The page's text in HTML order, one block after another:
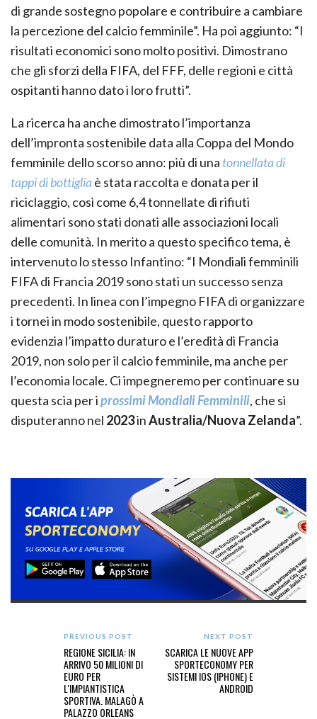
di grande sostegno popolare e contribuire a cambiare
la percezione del calcio femminile”. Ha poi aggiunto: “I
risultati economici sono molto positivi. Dimostrano
che gli sforzi della FIFA, del FFF, delle regioni e città
ospitanti hanno dato i loro frutti”.
La ricerca ha anche dimostrato l’importanza
dell’impronta sostenibile data alla Coppa del Mondo
femminile dello scorso anno: più di una tonnellata di
tappi di bottigliaè stata raccolta e donata per il
riciclaggio, così come 6,4 tonnellate di rifiuti
alimentari sono stati donati alle associazioni locali
delle comunità. In merito a questo specifico tema, è
intervenuto lo stesso Infantino: “I Mondiali femminili
FIFA di Francia 2019 sono stati un successo senza
precedenti. In linea con l’impegno FIFA di organizzare
i tornei in modo sostenibile, questo rapporto
evidenzia l’impatto duraturo e l’eredità di Francia
2019, non solo per il calcio femminile, ma anche per
l’economia locale. Ci impegneremo per continuare su
questa scia per iprossimi Mondiali Femminili, che si
disputeranno nel 2023inAustralia/Nuova Zelanda”.
PREVIOUS POST
REGIONE SICILIA: IN
ARRIVO 50 MILIONI DI
EURO PER
L'IMPIANTISTICA
SPORTIVA. MALAGÒ A
PALAZZO ORLEANS
NEXT POST
SCARICA LE NUOVE APP
SPORTECONOMY PER
SISTEMI IOS (IPHONE) E
ANDROID